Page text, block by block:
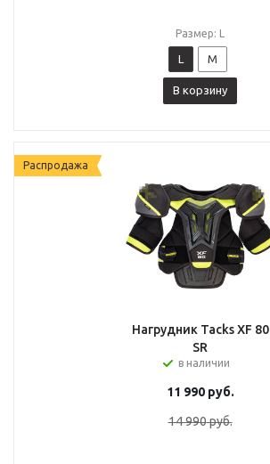
Размер: L
L M
В корзину
Распродажа
Нагрудник Tacks XF 80
SR
в наличии
11 990руб.
14 990руб.